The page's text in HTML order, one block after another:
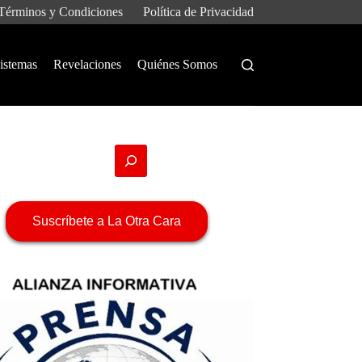
y Condiciones Política de Privacidad
Revelaciones Quiénes Somos
Suscríbete a La Otra Cara